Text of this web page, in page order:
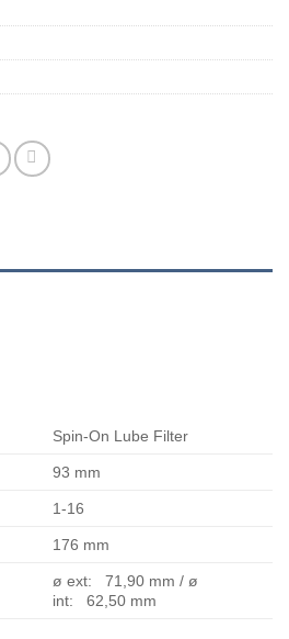
Spin-On Lube Filter
93 mm
1-16
176 mm
ø ext: 71,90 mm / ø
int: 62,50 mm